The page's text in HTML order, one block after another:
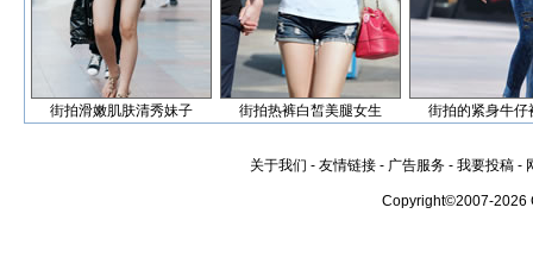
街拍滑嫩肌肤清秀妹子 街拍热裤白皙美腿女生 街拍的紧身牛仔
关于我们 - 友情链接 - 广告服务 - 我要投稿 -
Copyright©2007-2026